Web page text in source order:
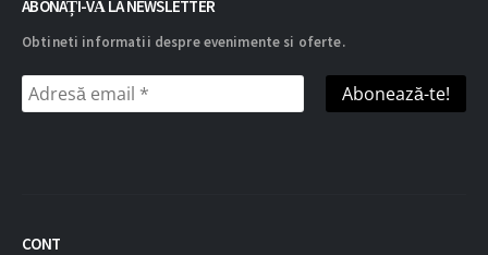
ABONAȚI-VĂ LA NEWSLETTER
Obtineti informatii despre evenimente si oferte.
CONT